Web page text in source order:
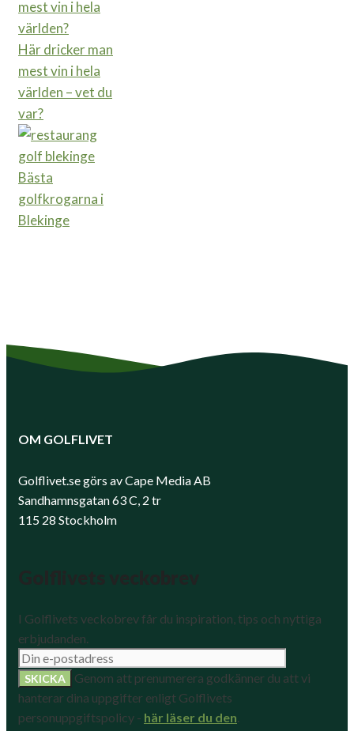
Här dricker man
mest vin i hela
världen – vet du
var?
Bästa
golfkrogarna i
Blekinge
OM GOLFLIVET
Golflivet.se görs av Cape Media AB
Sandhamnsgatan 63 C, 2 tr
115 28 Stockholm
I Golflivets veckobrev får du inspiration, tips och nyttiga
erbjudanden.
Genom att prenumerera godkänner du att vi
hanterar dina uppgifter enligt Golflivets
personuppgiftspolicy - här läser du den.